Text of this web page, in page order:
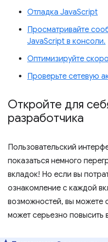
Отладка JavaScript
Просматривайте
JavaScript в консоли.
Оптимизируйте
Проверьте сетевую
Откройте для
разработчика
Пользовательский
показаться немного
вкладок! Но если вы
ознакомление с каждой
возможностей, вы можете
может серьезно повысить